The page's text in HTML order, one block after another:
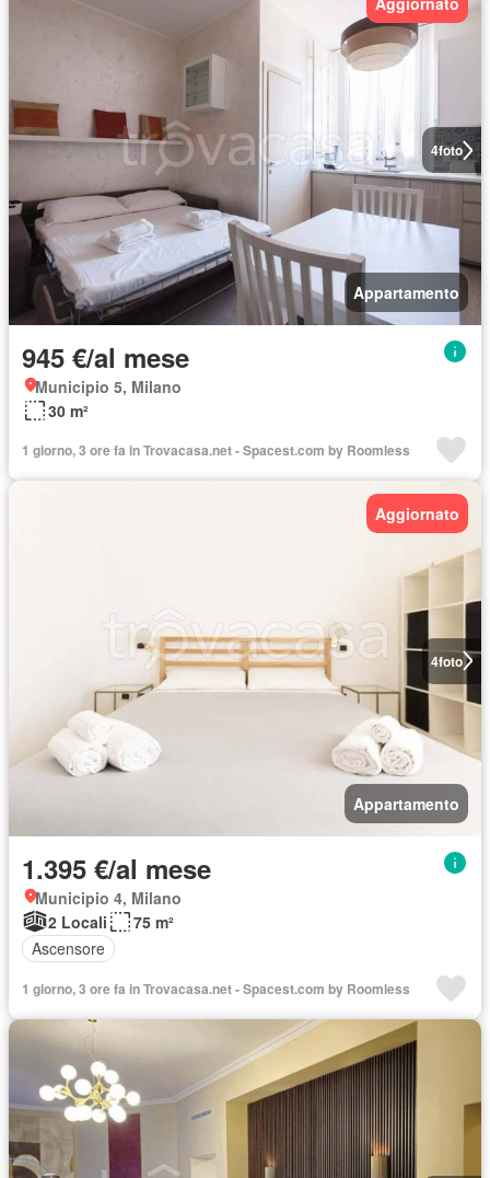
4foto
Appartamento
945 €/al mese
Municipio 5, Milano
30 m²
1 giorno, 3 ore fa in Trovacasa.net - Spacest.com by Roomless
4foto
Aggiornato
Appartamento
1.395 €/al mese
Municipio 4, Milano
2 Locali
75 m²
Ascensore
1 giorno, 3 ore fa in Trovacasa.net - Spacest.com by Roomless